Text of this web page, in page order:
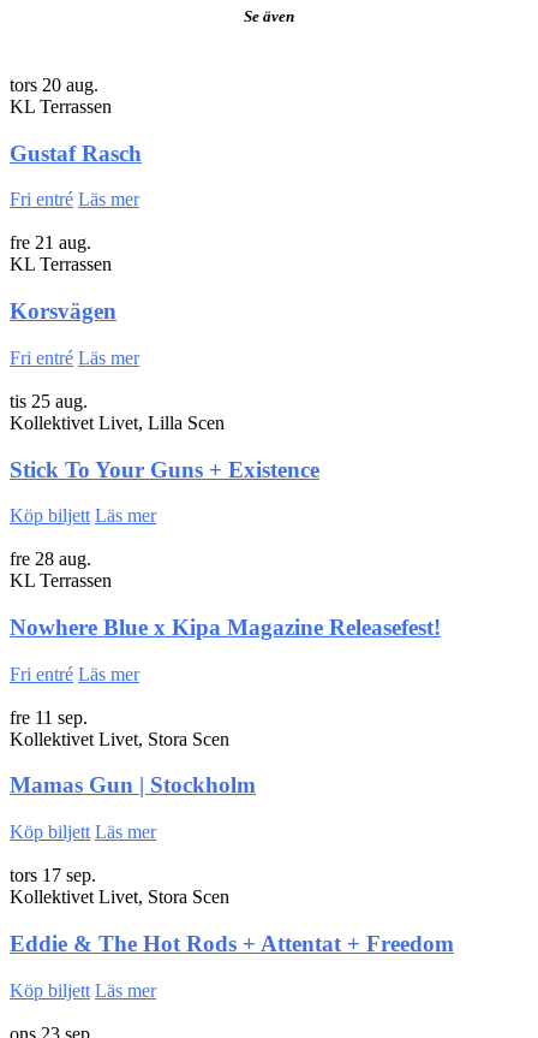
Se även
tors 20 aug.
KL Terrassen
Gustaf Rasch
Fri entré Läs mer
fre 21 aug.
KL Terrassen
Korsvägen
Fri entré Läs mer
tis 25 aug.
Kollektivet Livet, Lilla Scen
Stick To Your Guns + Existence
Köp biljett Läs mer
fre 28 aug.
KL Terrassen
Nowhere Blue x Kipa Magazine Releasefest!
Fri entré Läs mer
fre 11 sep.
Kollektivet Livet, Stora Scen
Mamas Gun | Stockholm
Köp biljett Läs mer
tors 17 sep.
Kollektivet Livet, Stora Scen
Eddie & The Hot Rods + Attentat + Freedom
Köp biljett Läs mer
ons 23 sep.